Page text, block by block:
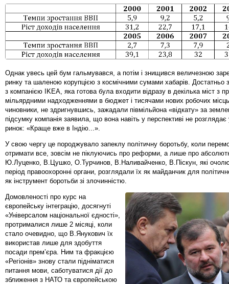
Однак увесь цей бум гальмувався, а потім і знищився величезною
ринку та шаленою корупцією з космічними сумами хабарів. Достатньо
з компанією IKEA, яка готова була входити відразу в декілька міст з
мільярдними надходженнями в бюджет і тисячами нових робочих
чиновники, не здригнувшись, зажадали півмільйона «відкату» за
підсумку компанія заявила, що вона навіть у перспективі не розглядає
ринок: «Краще вже в Індію...».
У свою чергу це породжувало запеклу політичну боротьбу, коли
отримати все, зовсім не піклуючись про реформи, а лише про
Ю.Луценко, В.Цушко, О.Турчинов, В.Наливайченко, В.Піскун, які
період правоохоронні органи, розглядали їх як майданчик для
як інструмент боротьби зі злочинністю.
Домовленості про курс на
європейську інтеграцію, досягнуті
«Універсалом національної єдності»,
протрималися лише 2 місяці, коли
стало очевидно, що В.Янукович їх
використав лише для здобуття
посади прем’єра. Ним та фракцією
«Регіонів» знову стали підніматися
питання мови, саботуватися дії до
зближення з НАТО та європейською